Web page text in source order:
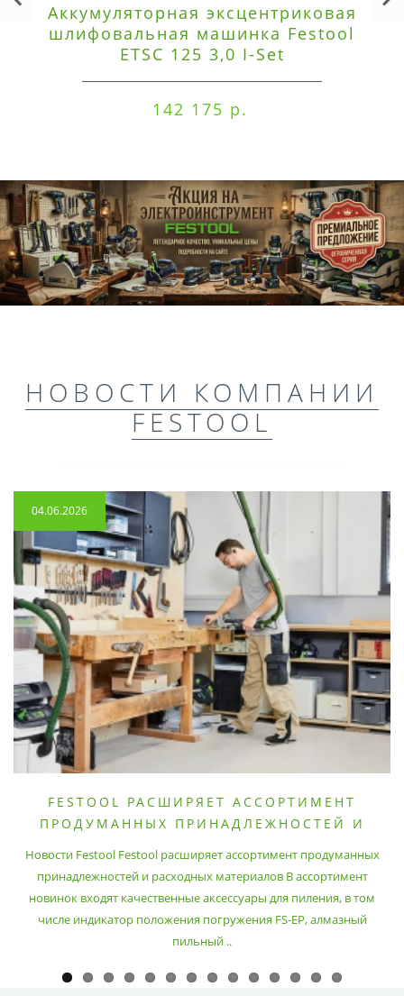
Аккумуляторная эксцентриковая
шлифовальная машинка Festool
ETSC 125 3,0 I-Set
142 175 р.
НОВОСТИ КОМПАНИИ
FESTOOL
04.06.2026
FESTOOL РАСШИРЯЕТ АССОРТИМЕНТ
ПРОДУМАННЫХ ПРИНАДЛЕЖНОСТЕЙ И
Новости Festool Festool расширяет ассортимент продуманных
принадлежностей и расходных материалов В ассортимент
новинок входят качественные аксессуары для пиления, в том
числе индикатор положения погружения FS-EP, алмазный
пильный ..